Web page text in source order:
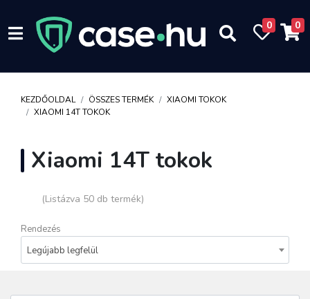
0 0
KEZDŐOLDAL ÖSSZES TERMÉK
XIAOMI TOKOK
XIAOMI 14T TOKOK
Xiaomi 14T tokok
(Listázva 50 db termék)
Rendezés
Legújabb legfelül